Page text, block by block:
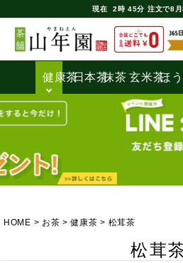
現在 2時 45分 注文で8
健康茶日本茶抹茶 玄米茶ほ
HOME お茶 健康茶 松茸茶
松茸